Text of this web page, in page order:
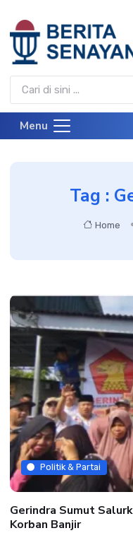
Menu
Tag :
Home
Politik & Partai
Gerindra Sumut
Korban Banjir